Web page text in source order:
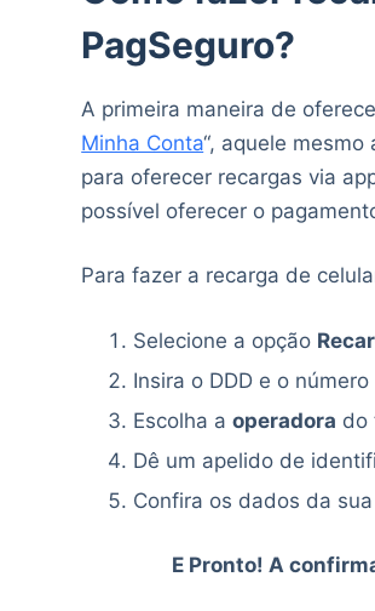
PagSeguro?
A primeira maneira de
Minha Conta“, aquele
para oferecer recargas via
possível oferecer o
Para fazer a recarga de
Selecione a opção
Insira o DDD e o
Escolha a operadora do
Dê um apelido de
Confira os dados da
E Pronto! A